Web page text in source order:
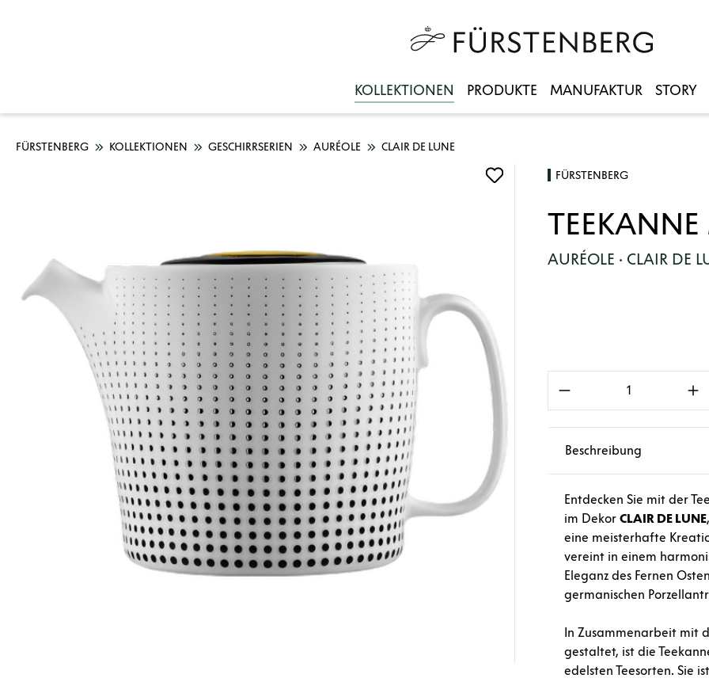
KOLLEKTIONEN PRODUKTE MANUFAKTUR STORY
FÜRSTENBERG KOLLEKTIONEN GESCHIRRSERIEN AURÉOLE CLAIR DE LUNE
FÜRSTENBERG
TEEKANNE
AURÉOLE · CLAIR DE
Produkt Anzahl:
Beschreibung
Entdecken Sie mit der
im Dekor CLAIR DE LUNE
eine meisterhafte
vereint in einem
Eleganz des Fernen
germanischen
In Zusammenarbeit mit
gestaltet, ist die
edelsten Teesorten. Sie